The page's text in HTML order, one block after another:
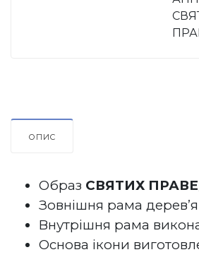
ОПИС
Образ СВЯТИХ
Зовнішня рама
Внутрішня рама
Основа ікони